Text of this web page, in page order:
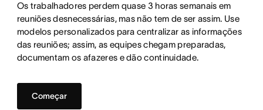
Os trabalhadores perdem quase 3 horas semanais em
reuniões desnecessárias, mas não tem de ser assim. Use
modelos personalizados para centralizar as informações
das reuniões; assim, as equipes chegam preparadas,
documentam os afazeres e dão continuidade.
Começar